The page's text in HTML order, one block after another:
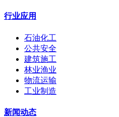
行业应用
石油化工
公共安全
建筑施工
林业渔业
物流运输
工业制造
新闻动态